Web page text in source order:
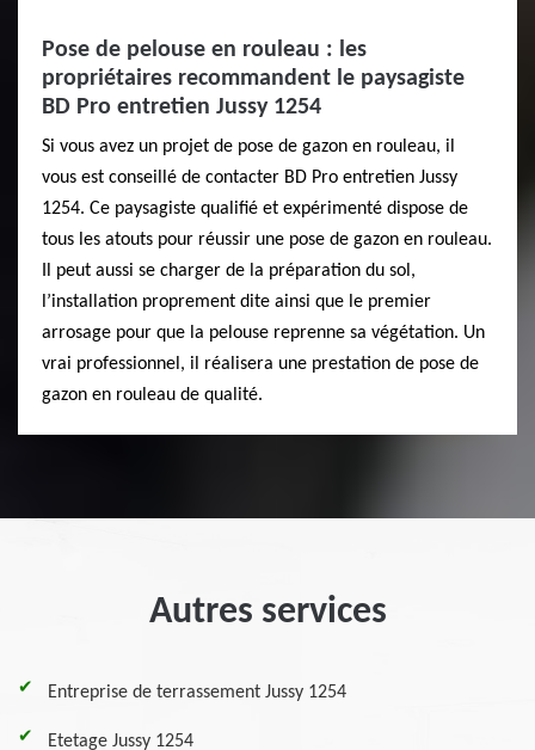
Pose de pelouse en rouleau : les
propriétaires recommandent le paysagiste
BD Pro entretien Jussy 1254
Si vous avez un projet de pose de gazon en rouleau, il
vous est conseillé de contacter BD Pro entretien Jussy
1254. Ce paysagiste qualifié et expérimenté dispose de
tous les atouts pour réussir une pose de gazon en rouleau.
Il peut aussi se charger de la préparation du sol,
l’installation proprement dite ainsi que le premier
arrosage pour que la pelouse reprenne sa végétation. Un
vrai professionnel, il réalisera une prestation de pose de
gazon en rouleau de qualité.
Autres services
Entreprise de terrassement Jussy 1254
Etetage Jussy 1254